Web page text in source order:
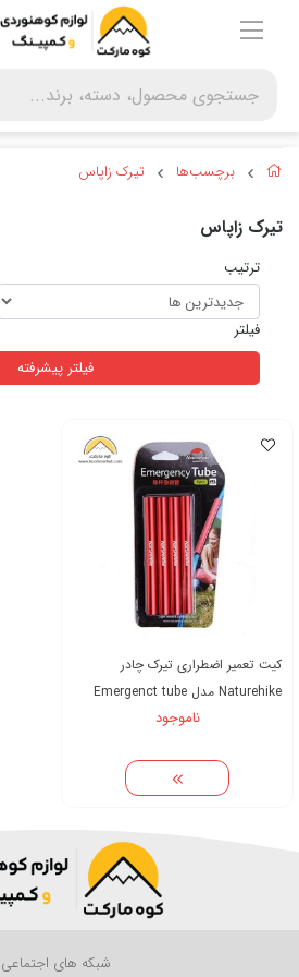
برچسب‌ها تیرک زاپاس
تیرک زاپاس
ترتیب
فیلتر
فیلتر پیشرفته
کیت تعمیر اضطراری تیرک چادر
Naturehike مدل Emergenct tube
ناموجود
شبکه های اجتماعی